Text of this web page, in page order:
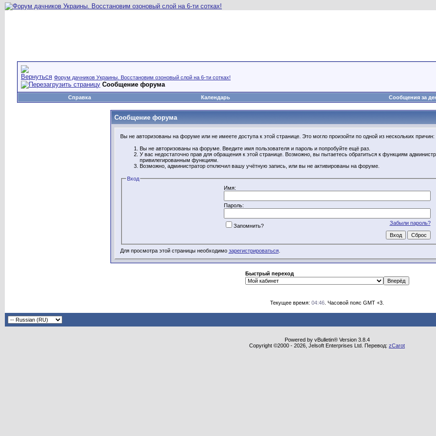
Форум дачников Украины. Восстановим озоновый слой на 6-ти сотках!
Сообщение форума
Справка Календарь Сообщения за
Сообщение форума
Вы не авторизованы на форуме или не имеете доступа к этой странице. Это могло произойти по одной из нескольких причин:
Вы не авторизованы на форуме. Введите имя пользователя и пароль и попробуйте ещё раз.
У вас недостаточно прав для обращения к этой странице. Возможно, вы пытаетесь обратиться к функциям
привилегированным функциям.
Возможно, администратор отключил вашу учётную запись, или вы не активированы на форуме.
Вход
Имя:
Пароль:
Забыли пароль?
Запомнить?
Для просмотра этой страницы необходимо зарегистрироваться.
Быстрый переход
Текущее время: 04:46 . Часовой пояс GMT +3.
Powered by vBulletin® Version 3.8.4
Copyright ©2000 - 2026, Jelsoft Enterprises Ltd. Перевод: zCarot